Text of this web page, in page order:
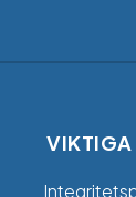
VIKTIGA